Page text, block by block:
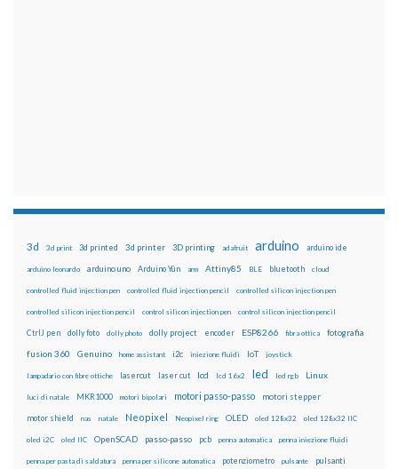
3d 3d print 3d printed 3d printer 3D printing adafruit arduino arduino ide
arduino leonardo arduino uno Arduino Yún arm Attiny85 BLE bluetooth cloud
controlled fluid injection pen controlled fluid injection pencil controlled silicon injection pen
controlled silicon injection pencil control silicon injection pen control silicon injection pencil
CtrlJ pen dolly foto dolly photo dolly project encoder ESP8266 fibra ottica fotografia
fusion 360 Genuino home assistant i2c iniezione fluidi IoT joystick
lampadario con fibre ottiche lasercut laser cut lcd lcd 16x2 led led rgb Linux
luci di natale MKR1000 motori bipolari motori passo-passo motori stepper
motor shield nas natale Neopixel Neopixel ring OLED oled 128x32 oled 128x32 IIC
oled i2C oled IIC OpenSCAD passo-passo pcb penna automatica penna iniezione fluidi
penna per pasta di saldatura penna per silicone automatica potenziometro pulsante pulsanti